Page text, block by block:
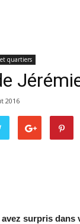
quartiers
2016
surpris dans